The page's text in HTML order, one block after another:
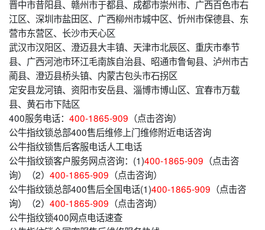
晋中市昔阳县、赣州市于都县、成都市崇州市、广西百色市右
江区、深圳市盐田区、广西柳州市城中区、忻州市保德县、东
营市东营区、长沙市天心区
武汉市汉阳区、澄迈县大丰镇、天津市北辰区、重庆市奉节
县、广西河池市环江毛南族自治县、昭通市鲁甸县、泸州市古
蔺县、澄迈县桥头镇、内蒙古包头市石拐区
定安县龙河镇、资阳市安岳县、淄博市博山区、宜春市万载
县、黄石市下陆区
400服务电话： 400-1865-909 （点击咨询）
公牛指纹锁总部400售后维修上门维修附近电话咨询
公牛指纹锁售后客服电话人工电话
公牛指纹锁客户服务网点咨询：(1)400-1865-909 （点击咨
询）（2） 400-1865-909 （点击咨询）
公牛指纹锁总部400售后全国电话(1)400-1865-909 （点击咨
询）（2） 400-1865-909 （点击咨询）
公牛指纹锁400网点电话速查